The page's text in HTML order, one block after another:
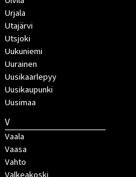
Urjala
Utajärvi
Utsjoki
Uukuniemi
Uurainen
Uusikaarlepyy
Uusikaupunki
Uusimaa
V
Vaala
Vaasa
Vahto